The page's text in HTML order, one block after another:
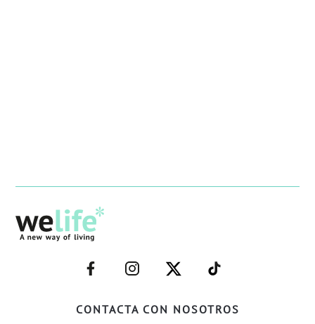
CONTACTA CON NOSOTROS
–
FACEBOOK–
–
INSTAGRAM–
–
TWITTER–
–
WELIFE–